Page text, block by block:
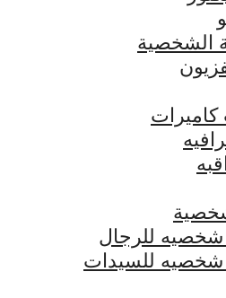
الشخصية
شخصيه للرجال
شخصيه للسيدات